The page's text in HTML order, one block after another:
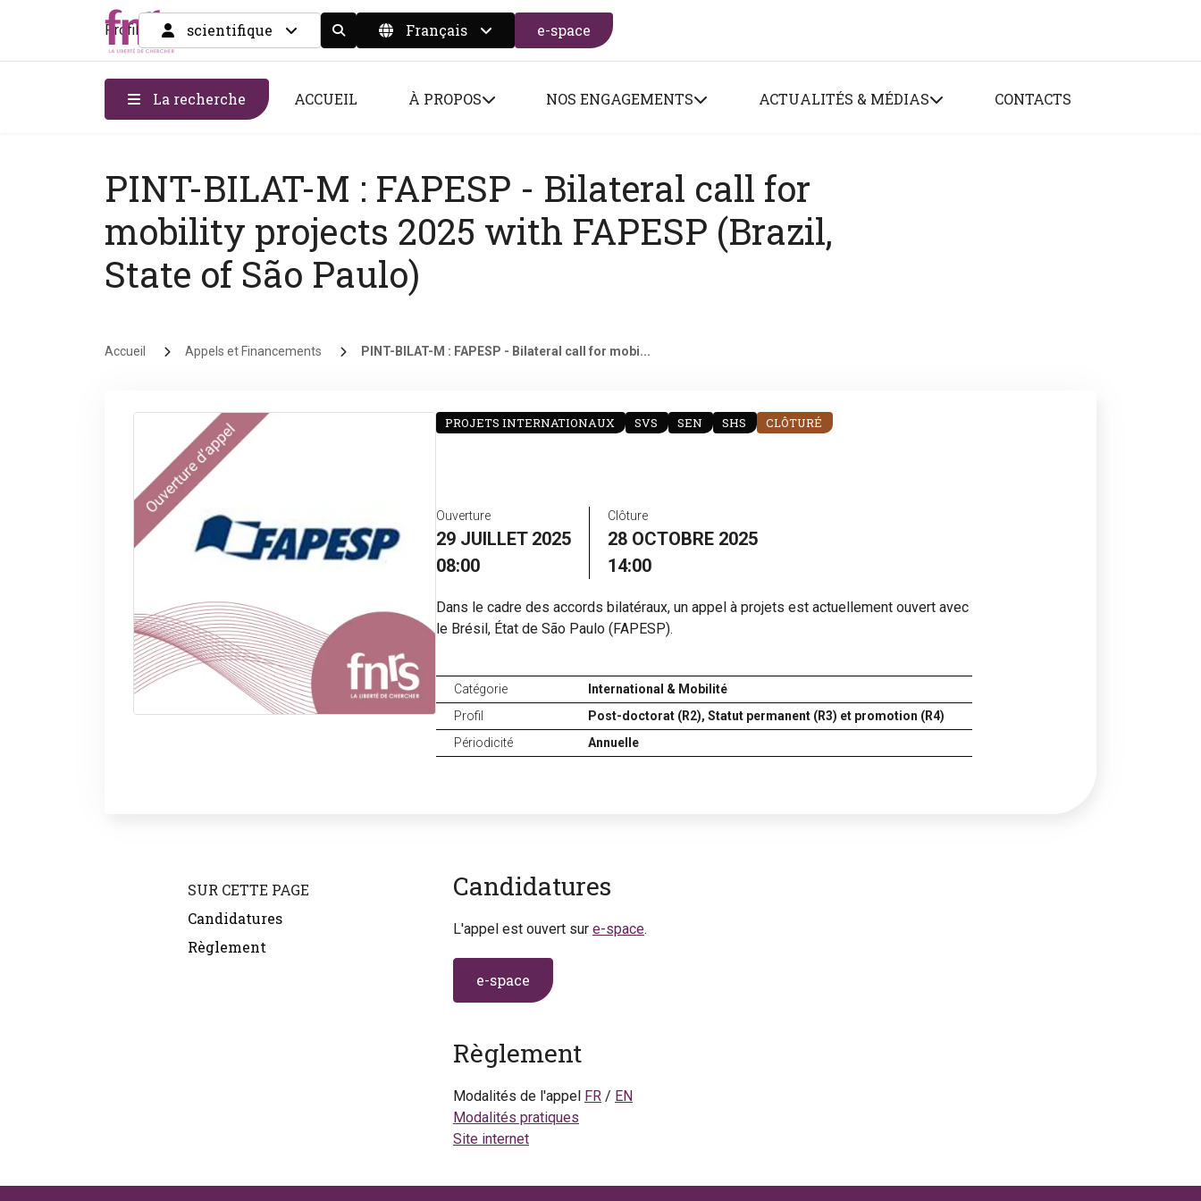
Profil scientifique Display the search form
Français e-space
La recherche ACCUEIL À PROPOS NOS ENGAGEMENTS ACTUALITÉS & MÉDIAS CONTACTS
PINT-BILAT-M : FAPESP - Bilateral call for
mobility projects 2025 with FAPESP (Brazil,
State of São Paulo)
Fil d'Ariane
Accueil Appels et Financements PINT-BILAT-M : FAPESP - Bilateral call for mobi...
PROJETS INTERNATIONAUX SVS SEN SHS CLÔTURÉ
Ouverture
29 JUILLET 2025
08:00
Clôture
28 OCTOBRE 2025
14:00
Dans le cadre des accords bilatéraux, un appel à projets est actuellement ouvert avec
le Brésil, État de São Paulo (FAPESP).
Catégorie
International & Mobilité
Profil
Post-doctorat (R2), Statut permanent (R3) et promotion (R4)
Périodicité
Annuelle
SUR CETTE PAGE
Candidatures
Règlement
Candidatures
L'appel est ouvert sur e-space.
e-space
Règlement
Modalités de l'appel FR/ EN
Modalités pratiques
Site internet